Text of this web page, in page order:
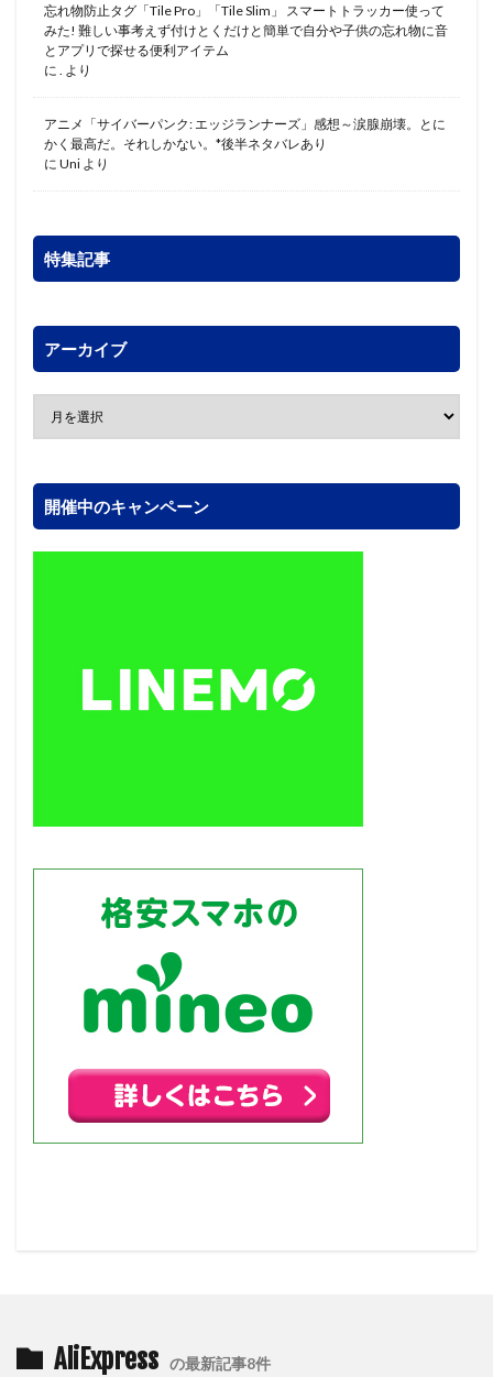
忘れ物防止タグ「Tile Pro」「Tile Slim」 スマートトラッカー使って
みた! 難しい事考えず付けとくだけと簡単で自分や子供の忘れ物に音
とアプリで探せる便利アイテム
に
より
アニメ「サイバーパンク: エッジランナーズ」感想～涙腺崩壊。とに
かく最高だ。それしかない。*後半ネタバレあり
に Uni より
特集記事
アーカイブ
開催中のキャンペーン
AliExpress の最新記事8件